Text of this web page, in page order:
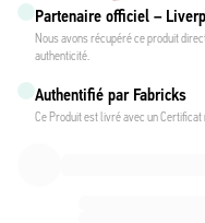
Partenaire officiel –
Nous avons récupéré ce produit
authenticité.
Authentifié par Fabricks
Ce Produit est livré avec un